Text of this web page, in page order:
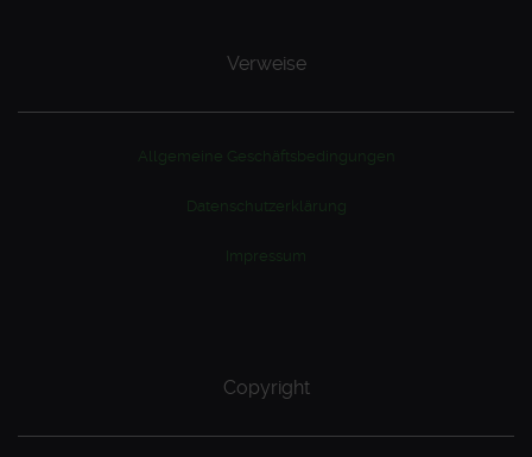
Verweise
Allgemeine Geschäftsbedingungen
Datenschutzerklärung
Impressum
Copyright